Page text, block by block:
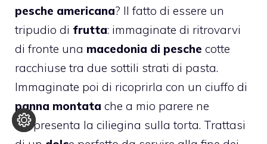
pesche americana? Il fatto di essere un
tripudio di frutta: immaginate di ritrovarvi
di fronte una macedonia di pesche cotte
racchiuse tra due sottili strati di pasta.
Immaginate poi di ricoprirla con un ciuffo di
panna montata che a mio parere ne
rappresenta la ciliegina sulla torta. Trattasi